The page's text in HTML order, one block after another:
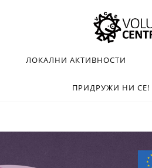
ЛОКАЛНИ АКТИВНОСТИ
ПРИДРУЖИ НИ СЕ!